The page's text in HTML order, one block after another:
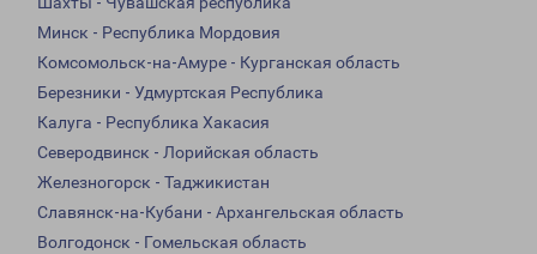
Минск - Республика Мордовия
Комсомольск-на-Амуре - Курганская область
Березники - Удмуртская Республика
Калуга - Республика Хакасия
Северодвинск - Лорийская область
Железногорск - Таджикистан
Славянск-на-Кубани - Архангельская область
Волгодонск - Гомельская область